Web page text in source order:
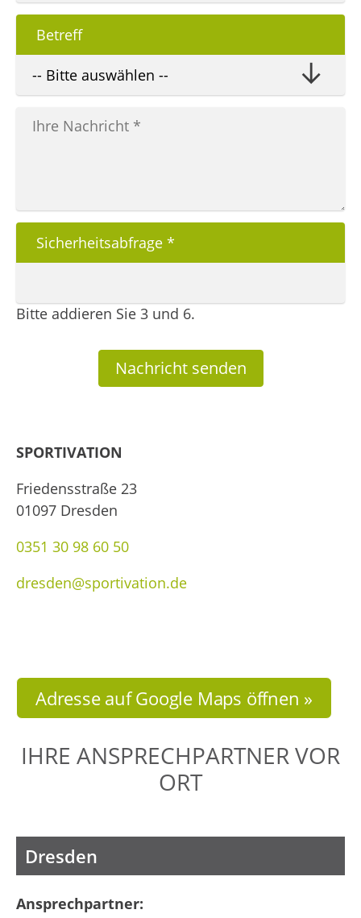
Betreff
Sicherheitsabfrage *
Bitte addieren Sie 3 und 6.
Nachricht senden
SPORTIVATION
Friedensstraße 23
01097 Dresden
0351 30 98 60 50
dresden@sportivation.de
Adresse auf Google Maps öffnen »
IHRE ANSPRECHPARTNER VOR
ORT
Dresden
Ansprechpartner: